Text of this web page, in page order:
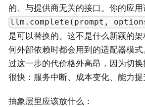
的、与提供商无关的接口。你的应用
llm.complete(prompt,
是可以替换的。这不是什么新颖的
何外部依赖时都会用到的适配器模式
过这一步的代价格外高昂，因为切
很快：服务中断、成本变化、能力提
抽象层里应该放什么：